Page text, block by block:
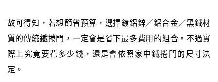
故可得知，若想節省預算，選擇鍍鋁鋅／鋁合金／黑鐵材
質的傳統鐵捲門，一定會是省下最多費用的組合。不過實
際上究竟要花多少錢，還是會依照家中鐵捲門的尺寸決
定。